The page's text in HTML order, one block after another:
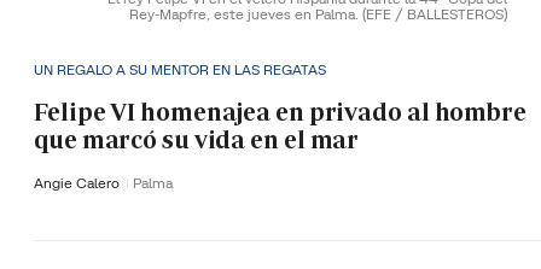
Rey-Mapfre, este jueves en Palma. (EFE / BALLESTEROS)
UN REGALO A SU MENTOR EN LAS REGATAS
Felipe VI homenajea en privado al hombre
que marcó su vida en el mar
Angie Calero Palma